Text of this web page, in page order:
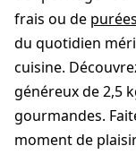
frais ou de
du quotidien
cuisine.
généreux de 2,5
gourmandes.
moment de